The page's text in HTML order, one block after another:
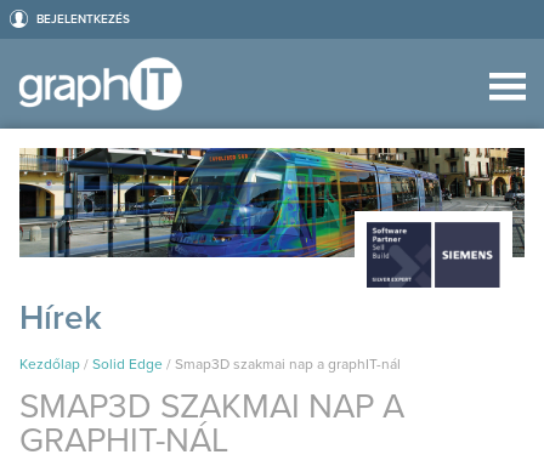
BEJELENTKEZÉS
Hírek
Kezdőlap / Solid Edge / Smap3D szakmai nap a graphIT-nál
SMAP3D SZAKMAI NAP A
GRAPHIT-NÁL